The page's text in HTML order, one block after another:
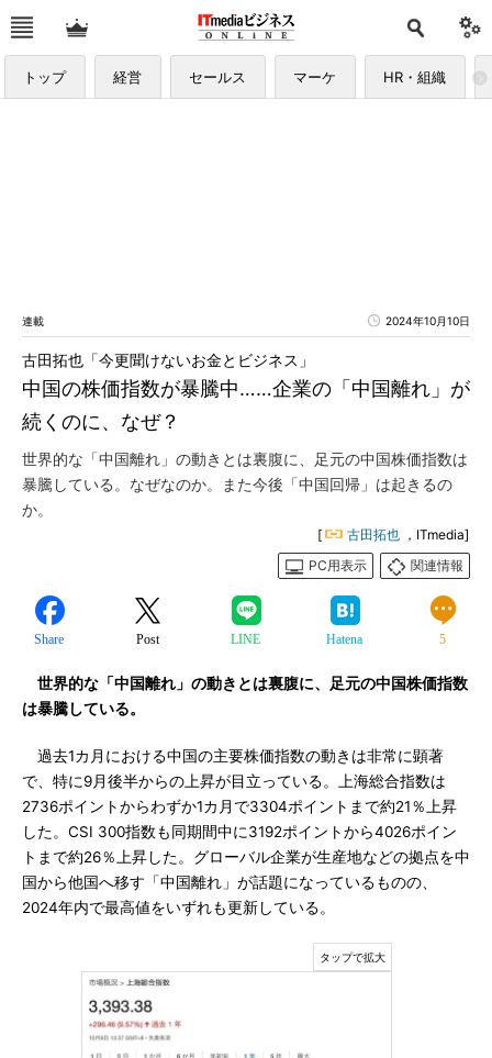
トップ 経営 セールス マーケ HR・組織
連載 2024年10月10日
中国の株価指数が暴騰中……企業の「中国離れ」が
続くのに、なぜ？
古田拓也「今更聞けないお金とビジネス」
世界的な「中国離れ」の動きとは裏腹に、足元の中国株価指数は
暴騰している。なぜなのか。また今後「中国回帰」は起きるの
か。
[ 古田拓也 ，ITmedia]
PC用表示
関連情報
Share Post LINE Hatena 5
世界的な「中国離れ」の動きとは裏腹に、足元の中国株価指数
は暴騰している。
過去1カ月における中国の主要株価指数の動きは非常に顕著
で、特に9月後半からの上昇が目立っている。上海総合指数は
2736ポイントからわずか1カ月で3304ポイントまで約21％上昇
した。CSI 300指数も同期間中に3192ポイントから4026ポイン
トまで約26％上昇した。グローバル企業が生産地などの拠点を中
国から他国へ移す「中国離れ」が話題になっているものの、
2024年内で最高値をいずれも更新している。